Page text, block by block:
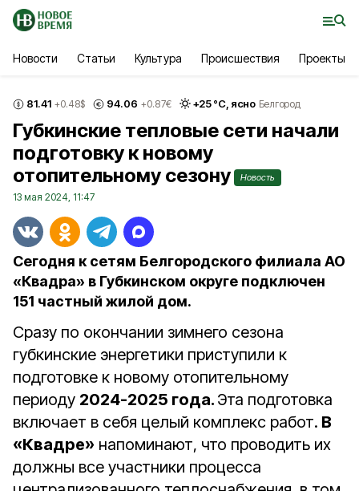
Новости Статьи Культура Происшествия Проекты
81.41 +0.48$ 94.06 +0.87€ +25°С, ясно Белгород
Губкинские тепловые сети начали
подготовку к новому
отопительному сезону
Новость
13 мая 2024, 11:47
Сегодня к сетям Белгородского филиала АО
«Квадра» в Губкинском округе подключен
151 частный жилой дом.
Сразу по окончании зимнего сезона
губкинские энергетики приступили к
подготовке к новому отопительному
периоду 2024-2025 года. Эта подготовка
включает в себя целый комплекс работ. В
«Квадре» напоминают, что проводить их
должны все участники процесса